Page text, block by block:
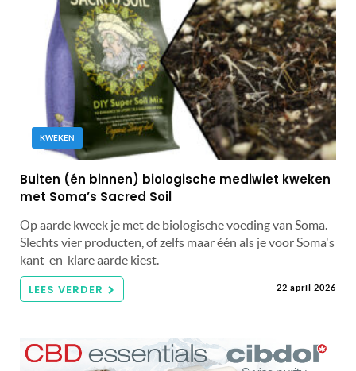
KWEKEN
Buiten (én binnen) biologische mediwiet kweken
met Soma’s Sacred Soil
Op aarde kweek je met de biologische voeding van Soma.
Slechts vier producten, of zelfs maar één als je voor Soma's
kant-en-klare aarde kiest.
LEES VERDER 22 april 2026